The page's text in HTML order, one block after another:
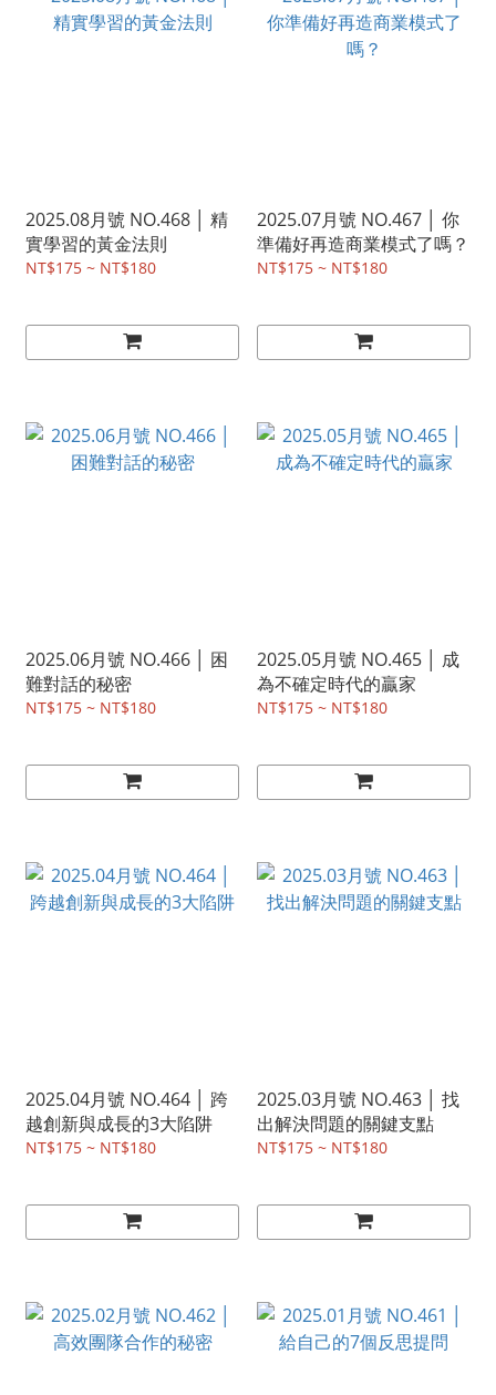
2025.08月號 NO.468 │ 精
實學習的黃金法則
NT$175 ~ NT$180
2025.07月號 NO.467 │ 你
準備好再造商業模式了嗎？
NT$175 ~ NT$180
2025.06月號 NO.466 │ 困
難對話的秘密
NT$175 ~ NT$180
2025.05月號 NO.465 │ 成
為不確定時代的贏家
NT$175 ~ NT$180
2025.04月號 NO.464 │ 跨
越創新與成長的3大陷阱
NT$175 ~ NT$180
2025.03月號 NO.463 │ 找
出解決問題的關鍵支點
NT$175 ~ NT$180